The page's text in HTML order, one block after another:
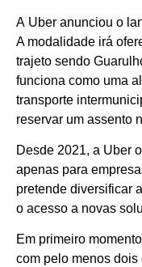
A Uber anunciou o
A modalidade irá
trajeto sendo
funciona como uma
transporte
reservar um assento
Desde 2021, a Uber
apenas para
pretende diversificar
o acesso a novas
Em primeiro
com pelo menos